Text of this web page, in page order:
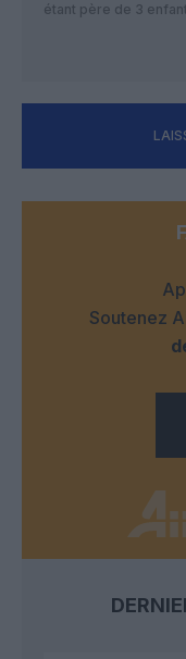
étant père de 3
Soutenez